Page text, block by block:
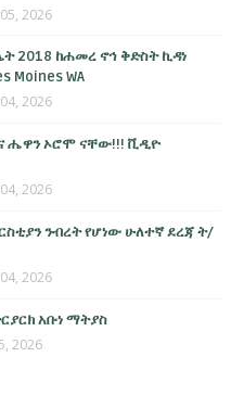
2026
ከሐመረ ኖኅ ቅድስት ኪዳነ
WA
2026
ሔዋን ኦሮሞ ናቸው!!! ቪዲዮ
2026
ንብረት የሆነው ሁለተኛ ደረጃ ት/
2026
አቡነ ማትያስ
2026